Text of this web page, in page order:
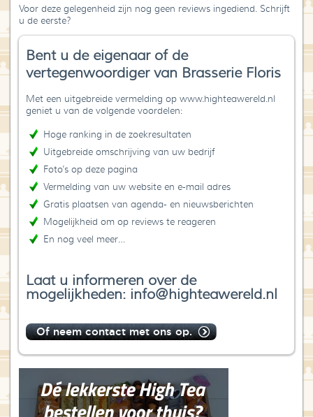
Voor deze gelegenheid zijn nog geen reviews ingediend. Schrijft
u de eerste?
Bent u de eigenaar of de
vertegenwoordiger van Brasserie Floris
Met een uitgebreide vermelding op www.highteawereld.nl
geniet u van de volgende voordelen:
Hoge ranking in de zoekresultaten
Uitgebreide omschrijving van uw bedrijf
Foto’s op deze pagina
Vermelding van uw website en e-mail adres
Gratis plaatsen van agenda- en nieuwsberichten
Mogelijkheid om op reviews te reageren
En nog veel meer…
Laat u informeren over de
mogelijkheden: info@highteawereld.nl
Of neem contact met ons op.